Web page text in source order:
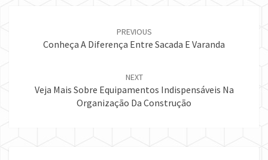
PREVIOUS
Conheça A Diferença Entre Sacada E Varanda
NEXT
Veja Mais Sobre Equipamentos Indispensáveis Na
Organização Da Construção